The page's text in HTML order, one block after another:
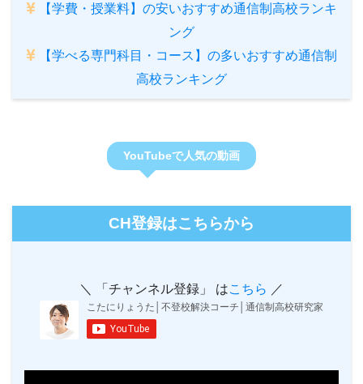
【学費・授業料】の安いおすすめ通信制高校ランキ
ング
【学べる専門科目・コース】の多いおすすめ通信制
高校ランキング
YouTubeで人気の動画
CH登録はこちらから
＼ 「チャンネル登録」 はこちら ／